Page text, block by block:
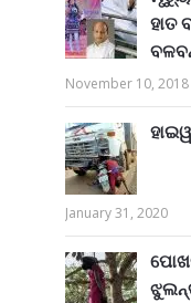
ହାତ
November 10, 2018
January 31, 2020